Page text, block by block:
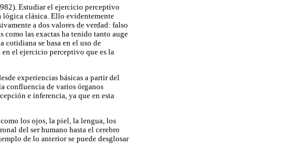
Estudiar el ejercicio perceptivo
lógica clásica. Ello evidentemente
a dos valores de verdad: falso
como las exactas ha tenido tanto auge
cotidiana se basa en el uso de
el ejercicio perceptivo que es la
experiencias básicas a partir del
confluencia de varios órganos
e inferencia, ya que en esta
los ojos, la piel, la lengua, los
del ser humano hasta el cerebro
de lo anterior se puede desglosar